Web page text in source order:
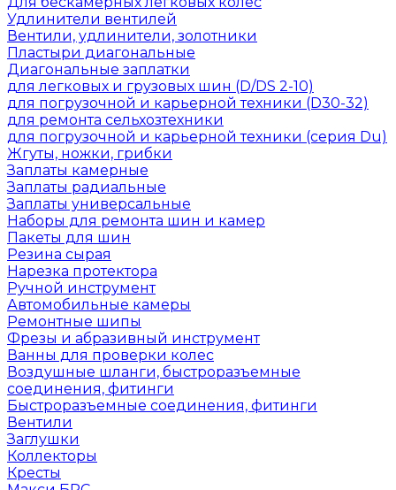
Удлинители вентилей
Вентили, удлинители, золотники
Пластыри диагональные
Диагональные заплатки
для легковых и грузовых шин (D/DS 2-10)
для погрузочной и карьерной техники (D30-32)
для ремонта сельхозтехники
для погрузочной и карьерной техники (серия Du)
Жгуты, ножки, грибки
Заплаты камерные
Заплаты радиальные
Заплаты универсальные
Наборы для ремонта шин и камер
Пакеты для шин
Резина сырая
Нарезка протектора
Ручной инструмент
Автомобильные камеры
Ремонтные шипы
Фрезы и абразивный инструмент
Ванны для проверки колес
Воздушные шланги, быстроразъемные
соединения, фитинги
Быстроразъемные соединения, фитинги
Вентили
Заглушки
Коллекторы
Кресты